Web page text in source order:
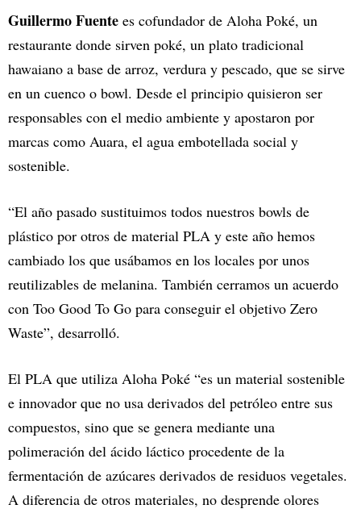
Guillermo Fuente es cofundador de Aloha Poké, un
restaurante donde sirven poké, un plato tradicional
hawaiano a base de arroz, verdura y pescado, que se sirve
en un cuenco o bowl. Desde el principio quisieron ser
responsables con el medio ambiente y apostaron por
marcas como Auara, el agua embotellada social y
sostenible.
“El año pasado sustituimos todos nuestros bowls de
plástico por otros de material PLA y este año hemos
cambiado los que usábamos en los locales por unos
reutilizables de melanina. También cerramos un acuerdo
con Too Good To Go para conseguir el objetivo Zero
Waste”, desarrolló.
El PLA que utiliza Aloha Poké “es un material sostenible
e innovador que no usa derivados del petróleo entre sus
compuestos, sino que se genera mediante una
polimeración del ácido láctico procedente de la
fermentación de azúcares derivados de residuos vegetales.
A diferencia de otros materiales, no desprende olores